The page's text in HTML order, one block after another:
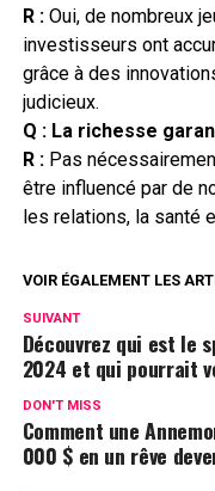
R :Oui, de nombreux
investisseurs ont
grâce à des
judicieux.
Q : La richesse
R :Pas
être influencé par de
les relations, la santé
VOIR ÉGALEMENT LES
SUIVANT
Découvrez qui est le
2024 et qui pourrait
DON'T MISS
Comment une
000 $ en un rêve